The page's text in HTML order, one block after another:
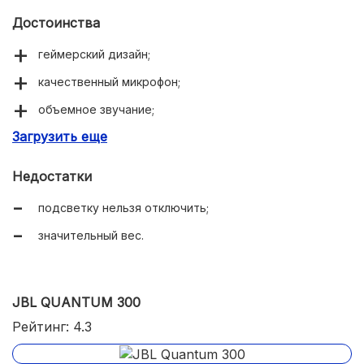
Достоинства
геймерский дизайн;
качественный микрофон;
объемное звучание;
удобная кнопка отключения микрофона;
плотная тканевая оплетка провода;
прочный корпус.
Загрузить еще
Недостатки
подсветку нельзя отключить;
значительный вес.
JBL QUANTUM 300
Рейтинг: 4.3